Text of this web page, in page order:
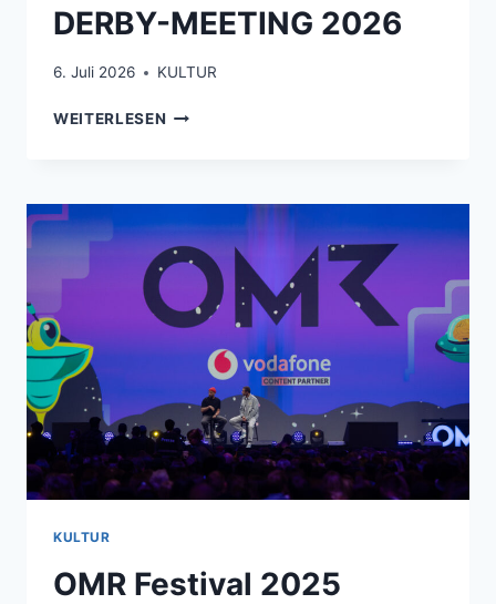
DERBY-MEETING 2026
6. Juli 2026 KULTUR
WEITERLESEN DERBY-
KULTUR
OMR Festival 2025